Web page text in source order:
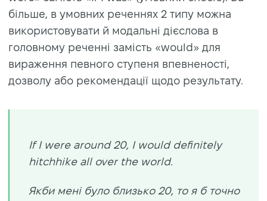
більше, в умовних реченнях 2 типу можна
використовувати й модальні дієслова в
головному реченні замість «would» для
вираження певного ступеня впевненості,
дозволу або рекомендації щодо результату.
If I were around 20, I would definitely
hitchhike all over the world.
Якби мені було близько 20, то я б точно